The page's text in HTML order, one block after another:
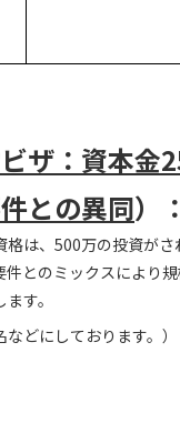
ザ：資本金
との異同）：
格は、500万の投資が
件とのミックスにより
す。
などにしております。）